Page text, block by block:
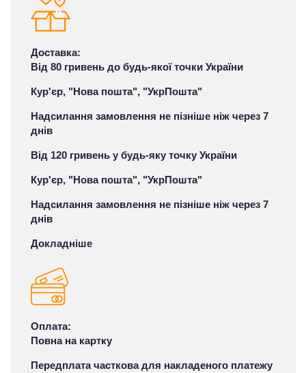
Доставка:
Від 80 гривень до будь-якої точки України
Кур'єр, "Нова пошта", "УкрПошта"
Надсилання замовлення не пізніше ніж через 7
днів
Від 120 гривень у будь-яку точку України
Кур'єр, "Нова пошта", "УкрПошта"
Надсилання замовлення не пізніше ніж через 7
днів
Докладніше
Оплата:
Повна на картку
Передплата часткова для накладеного платежу